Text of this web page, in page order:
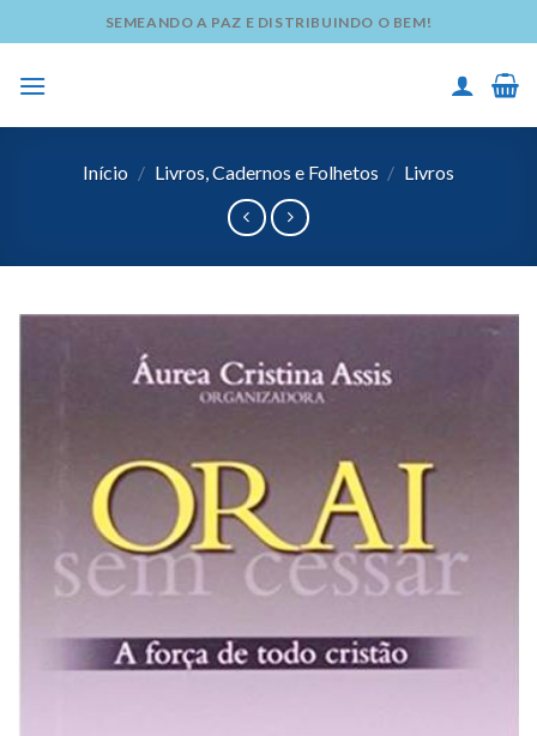
to
content
SEMEANDO A PAZ E DISTRIBUINDO O BEM!
Início / Livros, Cadernos e Folhetos / Livros